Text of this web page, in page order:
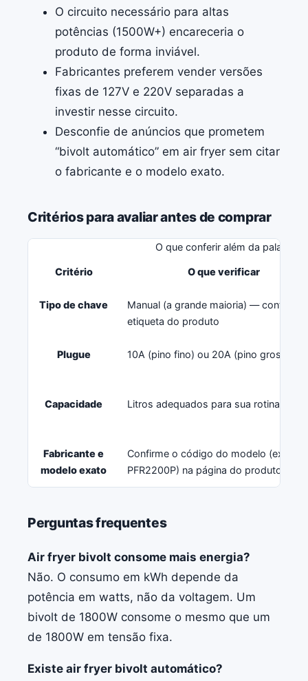
O circuito necessário para altas
potências (1500W+) encareceria o
produto de forma inviável.
Fabricantes preferem vender versões
fixas de 127V e 220V separadas a
investir nesse circuito.
Desconfie de anúncios que prometem
“bivolt automático” em air fryer sem citar
o fabricante e o modelo exato.
Critérios para avaliar antes de comprar
O que conferir além da palavra
Critério O que verificar
Tipo de chave
Manual (a grande maioria) — confirme
etiqueta do produto
Plugue 10A (pino fino) ou 20A (pino grosso)?
Capacidade Litros adequados para sua rotina
Fabricante e
modelo exato
Confirme o código do modelo (ex.:
PFR2200P) na página do produto
Perguntas frequentes
Air fryer bivolt consome mais energia?
Não. O consumo em kWh depende da
potência em watts, não da voltagem. Um
bivolt de 1800W consome o mesmo que um
de 1800W em tensão fixa.
Existe air fryer bivolt automático?